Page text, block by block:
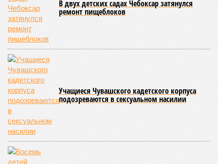
причём 14 из них относятся к загородному типу. Сотрудники
ведомства осуществили 105 выездных проверок и
профилактических визитов, что позволило охватить
проверочными действиями значительную долю лагерей. По
итогам проведённых мероприятий различные нарушения
были зафиксированы в 33 учреждениях. В адрес
администраций этих объектов были вынесены
предписания, обязывающие устранить выявленные
недостатки.
Среди наиболее часто встречающихся нарушений
оказались следующие: ненадлежащее содержание
территории и несоблюдение санитарно-гигиенических норм
на ней; нарушения в процессе организации питания детей и
при обеспечении питьевого режима; а также
несвоевременное или неполное проведение медицинских